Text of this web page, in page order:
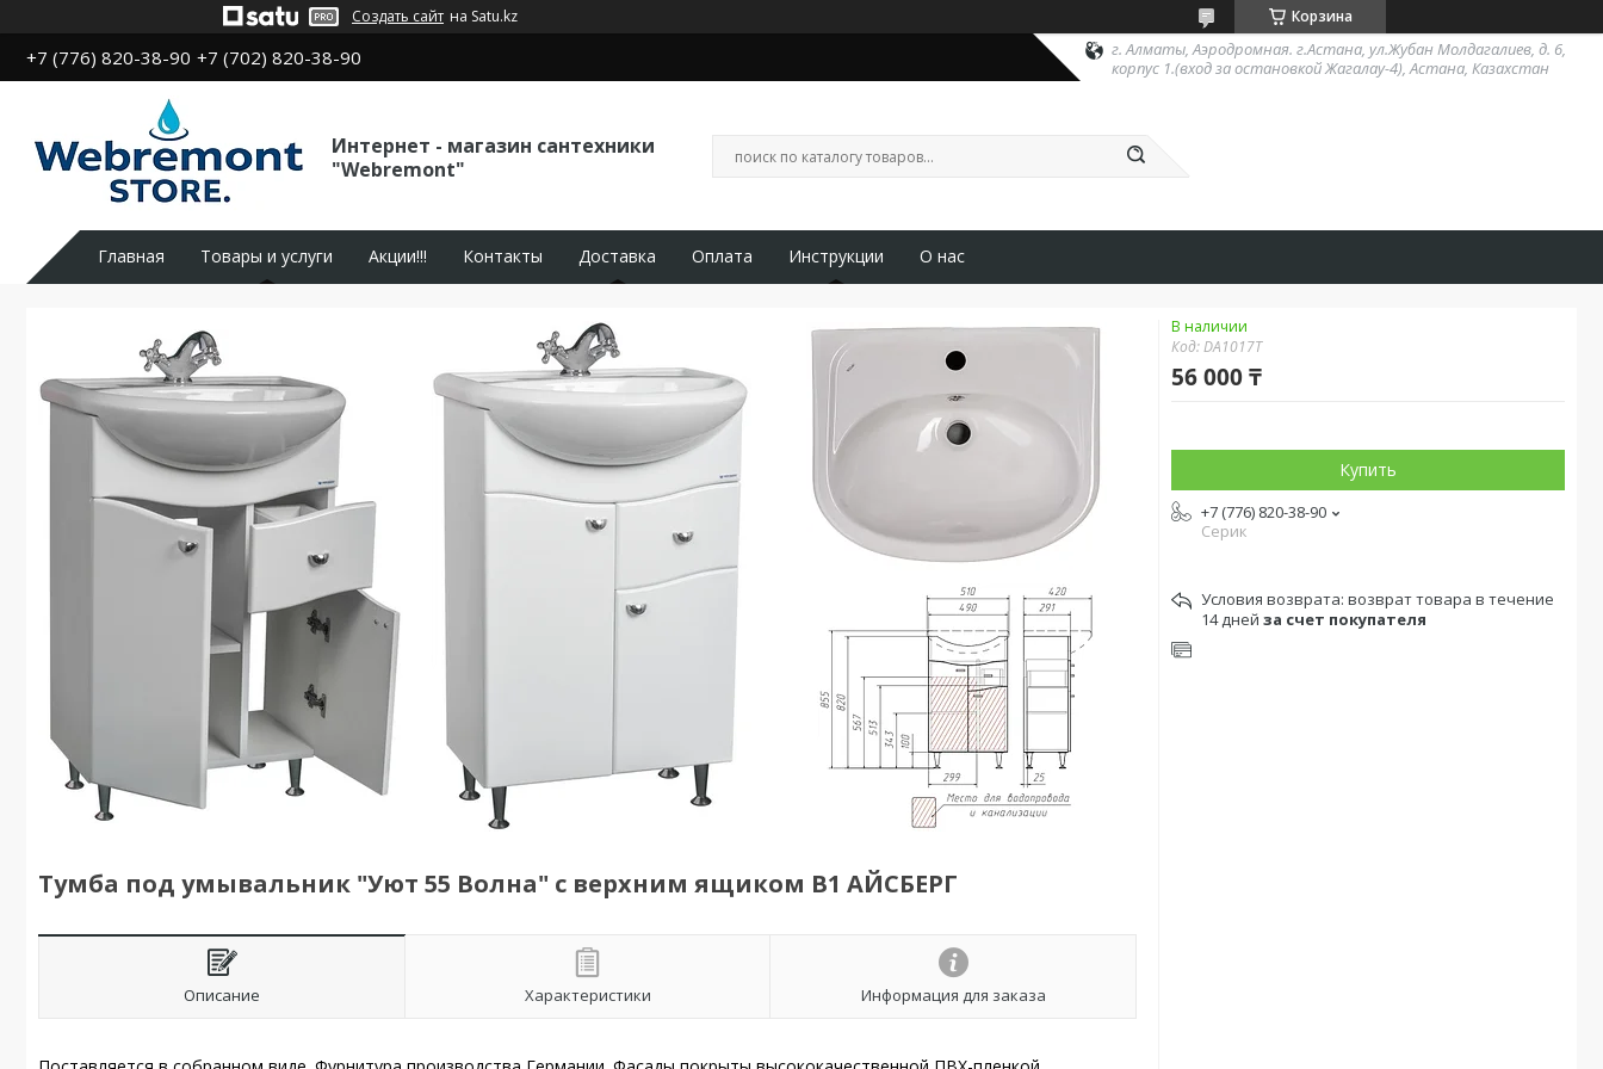
Создать сайт на Satu.kz Корзина
+7 (776) 820-38-90 +7 (702) 820-38-90
г. Алматы, Аэродромная. г.Астана, ул.Жубан Молдагалиев, д. 6,
корпус 1.(вход за остановкой Жагалау-4), Астана, Казахстан
Интернет - магазин сантехники
"Webremont"
Главная Товары и услуги Акции!!! Контакты Доставка Оплата Инструкции О нас
Тумба под умывальник "Уют 55 Волна" с верхним ящиком В1 АЙСБЕРГ
Описание Характеристики Информация для заказа
В наличии
Код:DA1017T
56 000 ₸
Купить
+7 (776) 820-38-90
Серик
возврат товара в течение
14 дней за счет покупателя